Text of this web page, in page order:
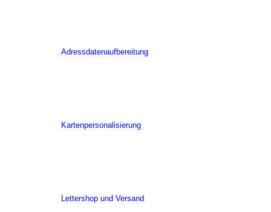
Adressdatenaufbereitung
Kartenpersonalisierung
Lettershop und Versand